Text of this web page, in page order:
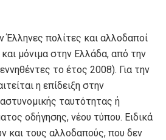
Έλληνες πολίτες και αλλοδαποί
μόνιμα στην Ελλάδα, από την
το έτος 2008). Για την
η επίδειξη στην
ταυτότητας ή
οδήγησης, νέου τύπου. Ειδικά
και τους αλλοδαπούς, που δεν